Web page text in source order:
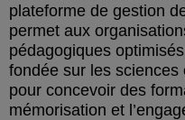
plateforme de gestion
permet aux
pédagogiques
fondée sur les sciences
pour concevoir des
mémorisation et